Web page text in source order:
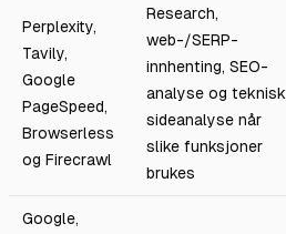
Perplexity,
Tavily,
Google
PageSpeed,
Browserless
og Firecrawl
Research,
web-/SERP-
innhenting, SEO-
analyse og teknisk
sideanalyse når
slike funksjoner
brukes
Google,